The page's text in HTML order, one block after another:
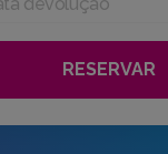
RESERVAR